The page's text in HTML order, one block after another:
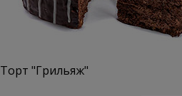
Торт "Грильяж"